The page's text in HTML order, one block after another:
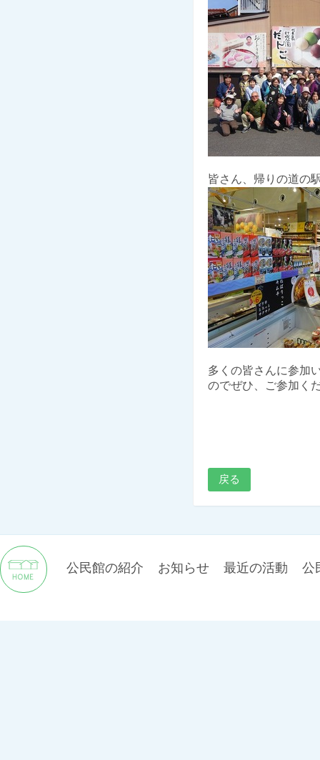
皆さん、帰りの道の
多くの皆さんに参加
のでぜひ、ご参加く
戻る
公民館の紹介 お知らせ 最近の活動 公